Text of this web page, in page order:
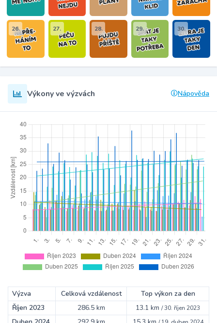
26. 27. 28. 29. 30.
Výkony ve výzvách Nápověda
Výzva Celková vzdálenost
Top výkon za den
Říjen 2023
286.5 km 13.1 km /30. říjen 2023